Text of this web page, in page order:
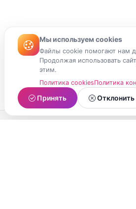
Мы используем cookies
Файлы cookie помогают нам
Продолжая использовать
этим.
Политика cookiesПолитика
Принять Отклонить